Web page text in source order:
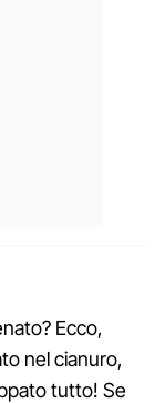
Ecco,
nel cianuro,
tutto! Se